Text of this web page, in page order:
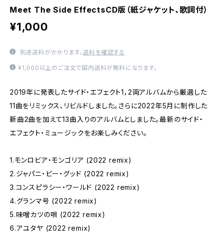
Meet The Side EffectsCD版（紙ジャケット、歌詞付）
¥1,000
別途送料がかかります。送料を確認する
¥1,000以上のご注文で国内送料が無料になります。
2019年に発表したサイド・エフェクト1，2両アルバムから厳選した
11曲をリミックス、リビルドしました。さらに2022年5月に制作した
新曲2曲を加えて13曲入りのアルバムとしました。最新のサイド・
エフェクト・ミュージックをお楽しみください。
1.モンロビア・モンゴリア (2022 remix)
2.ジャパニ・ビー・グッド (2022 remix)
3.コンスピラシー・ワールド (2022 remix)
4.グランマ号 (2022 remix)
5.味噌カツの唄 (2022 remix)
6.アユタヤ (2022 remix)